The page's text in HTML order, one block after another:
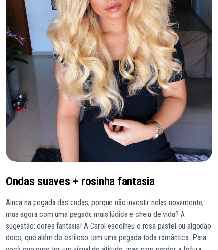
Ondas suaves + rosinha fantasia
Ainda na pegada das ondas, porque não investir nelas novamente,
mas agora com uma pegada mais lúdica e cheia de vida? A
sugestão: cores fantasia! A Carol escolheu o rosa pastel ou algodão
doce, que além de estiloso tem uma pegada toda romântica. Para